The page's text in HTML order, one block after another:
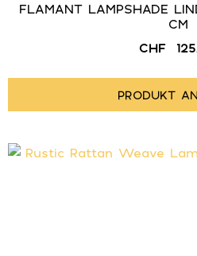
FLAMANT LAMPSHADE
CM
CHF
PRODUKT